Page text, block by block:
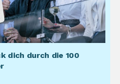
dich durch die 100